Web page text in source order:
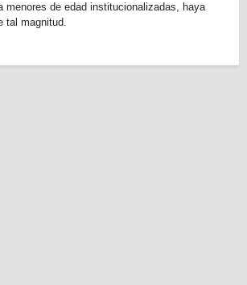
menores de edad institucionalizadas, haya
tal magnitud.